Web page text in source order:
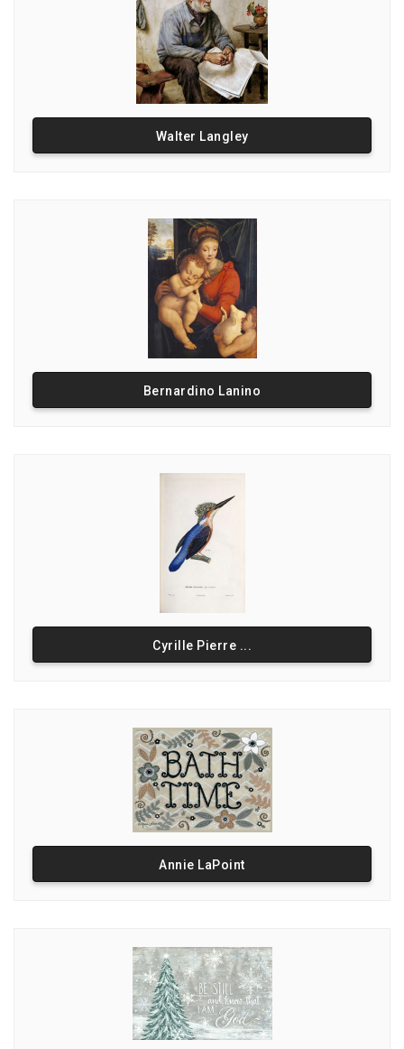
Walter Langley
Bernardino Lanino
Cyrille Pierre ...
Annie LaPoint